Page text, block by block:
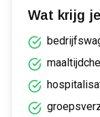
Wat krijg je